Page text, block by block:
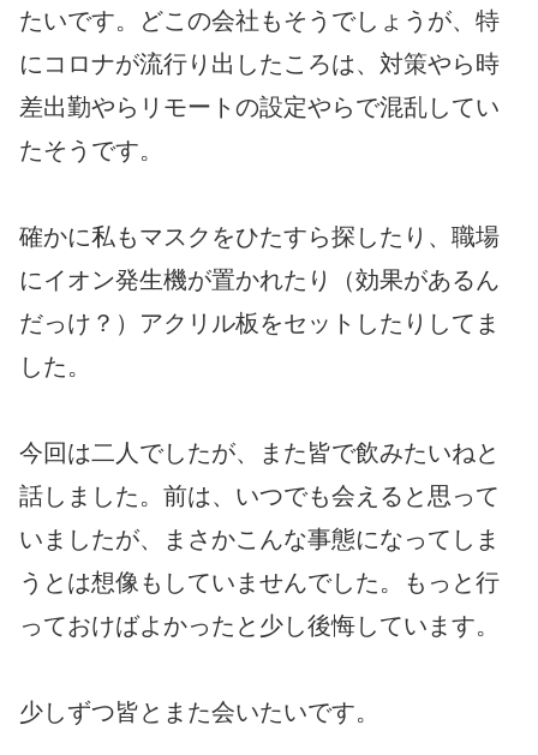
たいです。どこの会社もそうでしょうが、特
にコロナが流行り出したころは、対策やら時
差出勤やらリモートの設定やらで混乱してい
たそうです。
確かに私もマスクをひたすら探したり、職場
にイオン発生機が置かれたり（効果があるん
だっけ？）アクリル板をセットしたりしてま
した。
今回は二人でしたが、また皆で飲みたいねと
話しました。前は、いつでも会えると思って
いましたが、まさかこんな事態になってしま
うとは想像もしていませんでした。もっと行
っておけばよかったと少し後悔しています。
少しずつ皆とまた会いたいです。